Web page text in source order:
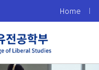
Home